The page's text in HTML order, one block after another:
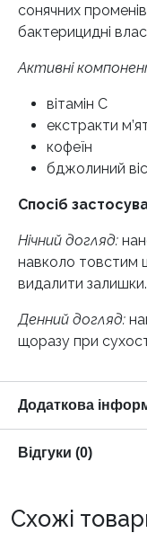
сонячних
бактерицидні
Активні
вітамін С
екстракти
кофеїн
бджолиний
Спосіб
Нічний догляд:
навколо товстим
видалити залишки.
Денний догляд:
щоразу при
Додаткова
Відгуки (0)
Схожі